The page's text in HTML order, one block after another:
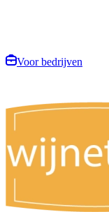
Voor bedrijven